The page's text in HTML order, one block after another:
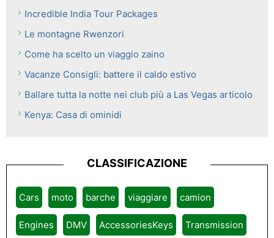
Incredible India Tour Packages
Le montagne Rwenzori
Come ha scelto un viaggio zaino
Vacanze Consigli: battere il caldo estivo
Ballare tutta la notte nei club più a Las Vegas articolo
Kenya: Casa di ominidi
CLASSIFICAZIONE
Cars moto barche viaggiare camion
Engines DMV AccessoriesKeys Transmission